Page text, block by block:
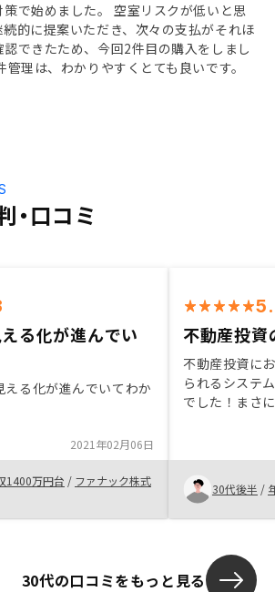
で始めました。 空室リスクが低いと思
的に提案いただき、次々の支払がそれほ
認できたため、今回2件目の購入をしまし
理は、わかりやすくとても良いです。
・口コミ
る化が進んでい
る化が進んでいてわか
2021年02月06日
1400万円台 / ファナック株式
不動産投資
不動産投資に
られるシステ
でした！まさ
答を頂けまし
てくださった
さったりして
入に至ること
よりリノシー
30代後半 /
30代の口コミをもっと見る